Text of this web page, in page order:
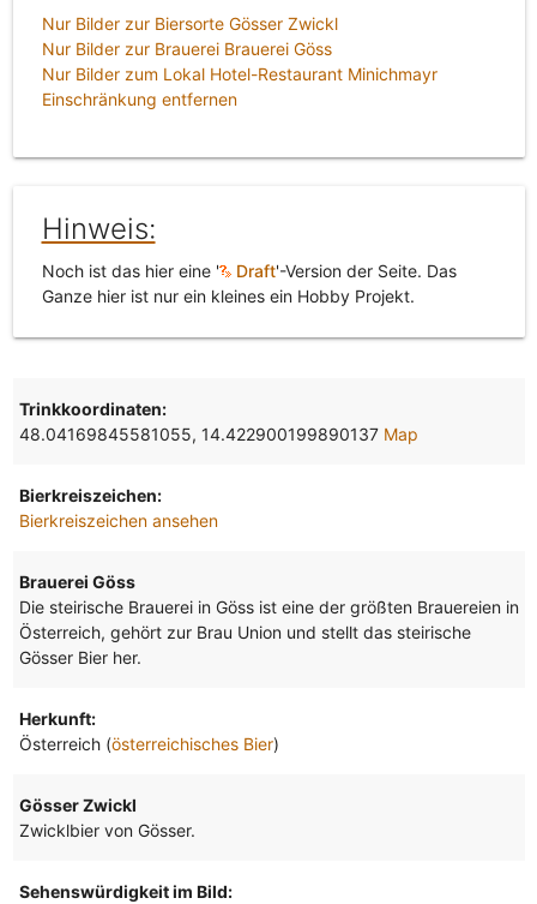
Nur Bilder zur Biersorte Gösser Zwickl
Nur Bilder zur Brauerei Brauerei Göss
Nur Bilder zum Lokal Hotel-Restaurant Minichmayr
Einschränkung entfernen
Hinweis:
Noch ist das hier eine ' Draft'-Version der Seite. Das
Ganze hier ist nur ein kleines ein Hobby Projekt.
Trinkkoordinaten:
48.04169845581055, 14.422900199890137 Map
Bierkreiszeichen:
Bierkreiszeichen ansehen
Brauerei Göss
Die steirische Brauerei in Göss ist eine der größten Brauereien in
Österreich, gehört zur Brau Union und stellt das steirische
Gösser Bier her.
Herkunft:
Österreich (österreichisches Bier)
Gösser Zwickl
Zwicklbier von Gösser.
Sehenswürdigkeit im Bild: